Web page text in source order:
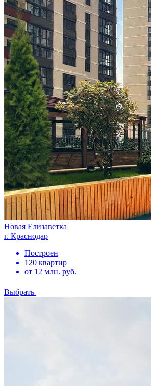
Новая Елизаветка
г. Краснодар
Построен
120 квартир
от 12 млн. руб.
Выбрать